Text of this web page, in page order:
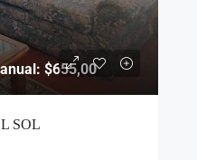
$655,00
SOL